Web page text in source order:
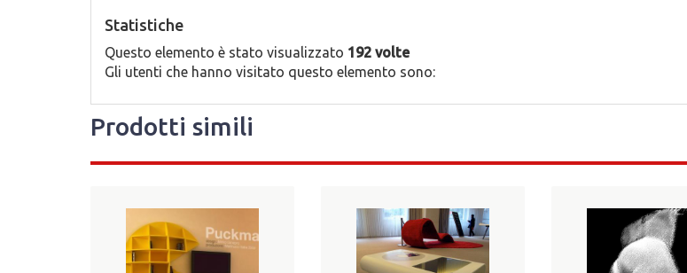
Statistiche
Questo elemento è stato visualizzato 192 volte
Gli utenti che hanno visitato questo elemento sono:
Prodotti simili